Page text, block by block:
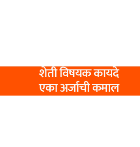
शेती विषयक कायदे
एका अर्जाची कमाल